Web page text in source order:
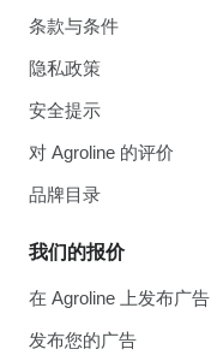
条款与条件
隐私政策
安全提示
对 Agroline 的评价
品牌目录
我们的报价
在 Agroline 上发布广告
发布您的广告